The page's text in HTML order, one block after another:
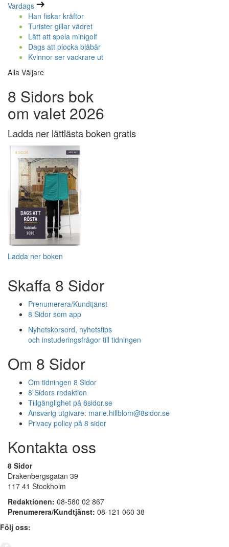
Vardags
Han fiskar kräftor
Turister gillar vädret
Lätt att spela minigolf
Dags att plocka blåbär
Kvinnor ser vackrare ut
Alla Väljare
8 Sidors bok
om valet 2026
Ladda ner lättlästa boken gratis
Ladda ner boken
Skaffa 8 Sidor
Prenumerera/Kundtjänst
8 Sidor som app
Nyhetskorsord, nyhetstips
och instuderingsfrågor till tidningen
Om 8 Sidor
Om tidningen 8 Sidor
8 Sidors redaktion
Tillgänglighet på 8sidor.se
Ansvarig utgivare: marie.hillblom@8sidor.se
Privacy policy på 8 sidor
Kontakta oss
8 Sidor
Drakenbergsgatan 39
117 41 Stockholm
Redaktionen: 08-580 02 867
Prenumerera/Kundtjänst: 08-121 060 38
Följ oss: